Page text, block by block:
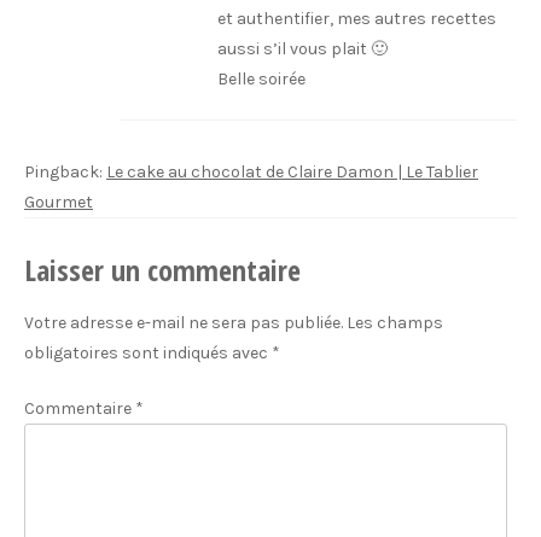
et authentifier, mes autres recettes
aussi s’il vous plait 🙂
Belle soirée
Pingback: Le cake au chocolat de Claire Damon | Le Tablier
Gourmet
Laisser un commentaire
Votre adresse e-mail ne sera pas publiée. Les champs
obligatoires sont indiqués avec *
Commentaire *